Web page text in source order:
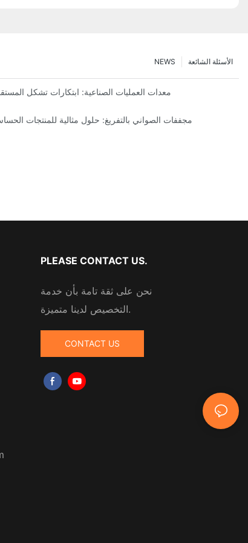
الأسئلة الشائعة NEWS
معدات العمليات الصناعية: ابتكارات تشكل
مجففات الصواني بالتفريغ: حلول مثالية للمنتجات
PLEASE CONTACT US.
نحن على ثقة تامة بأن خدمة
التخصيص لدينا متميزة.
CONTACT US